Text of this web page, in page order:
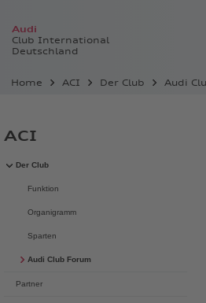
Audi
Club International
Deutschland
Home ACI Der Club Audi
ACI
Der Club
Funktion
Organigramm
Sparten
Audi Club Forum
Partner